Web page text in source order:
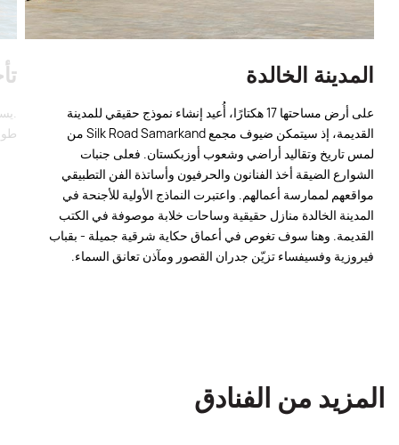
المدينة الخالدة
على أرض مساحتها 17 هكتارًا، أُعيد إنشاء نموذج حقيقي للمدينة
القديمة، إذ سيتمكن ضيوف مجمع Silk Road Samarkand من
لمس تاريخ وتقاليد أراضي وشعوب أوزبكستان. فعلى جنبات
الشوارع الضيقة أخذ الفنانون والحرفيون وأساتذة الفن التطبيقي
مواقعهم لممارسة أعمالهم. واعتبرت النماذج الأولية للأجنحة في
المدينة الخالدة منازل حقيقية وساحات خلابة موصوفة في الكتب
القديمة. وهنا سوف تغوص في أعماق حكاية شرقية جميلة - بقباب
فيروزية وفسيفساء تزيّن جدران القصور ومآذن تعانق السماء.
المزيد من الفنادق